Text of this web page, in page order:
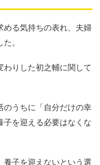
める気持ちの表れ、夫婦
。
りした初之輔に関して
のうちに「自分だけの幸
を迎える必要はなくな
子を迎えないという選